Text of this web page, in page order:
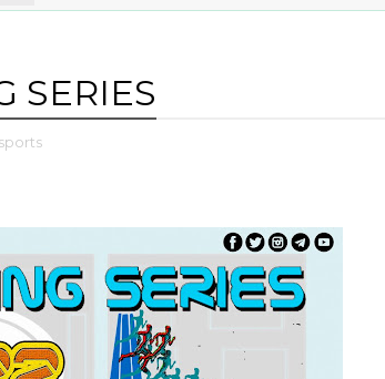
SERIES